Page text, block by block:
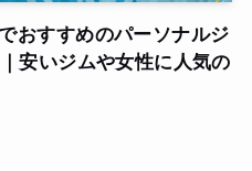
おすすめのパーソナルジ
安いジムや女性に人気の